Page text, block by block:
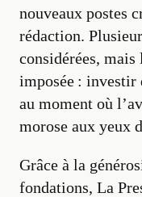
nouveaux postes
rédaction.
considérées, mais
imposée : investir
au moment où
morose aux yeux
Grâce à la
fondations, La